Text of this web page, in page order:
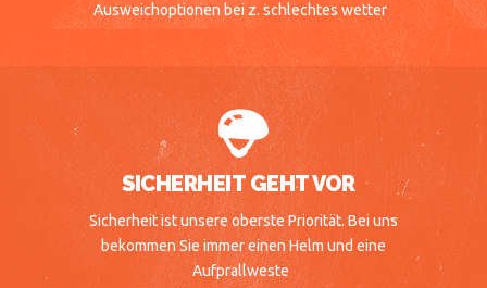
Ausweichoptionen bei z. schlechtes wetter
SICHERHEIT GEHT VOR
Sicherheit ist unsere oberste Priorität. Bei uns
bekommen Sie immer einen Helm und eine
Aufprallweste